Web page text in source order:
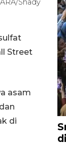
Shady
Street
asam
di